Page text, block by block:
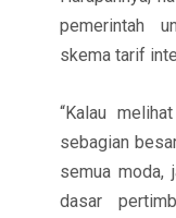
pemerintah
skema tarif
“Kalau
sebagian
semua moda,
dasar